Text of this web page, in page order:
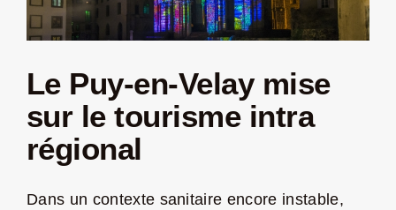
Le Puy-en-Velay mise
sur le tourisme intra
régional
Dans un contexte sanitaire encore instable,